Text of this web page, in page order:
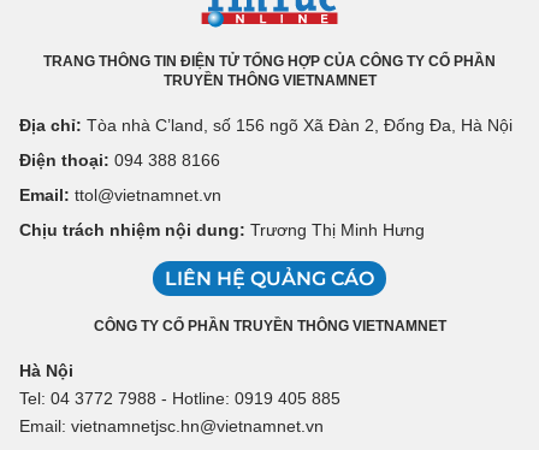
TRANG THÔNG TIN ĐIỆN TỬ TỔNG HỢP CỦA CÔNG TY CỔ PHẦN
TRUYỀN THÔNG VIETNAMNET
Địa chỉ: Tòa nhà C’land, số 156 ngõ Xã Đàn 2, Đống Đa, Hà Nội
Điện thoại: 094 388 8166
Email: ttol@vietnamnet.vn
Chịu trách nhiệm nội dung: Trương Thị Minh Hưng
LIÊN HỆ QUẢNG CÁO
CÔNG TY CỔ PHẦN TRUYỀN THÔNG VIETNAMNET
Hà Nội
Tel: 04 3772 7988 - Hotline: 0919 405 885
Email: vietnamnetjsc.hn@vietnamnet.vn